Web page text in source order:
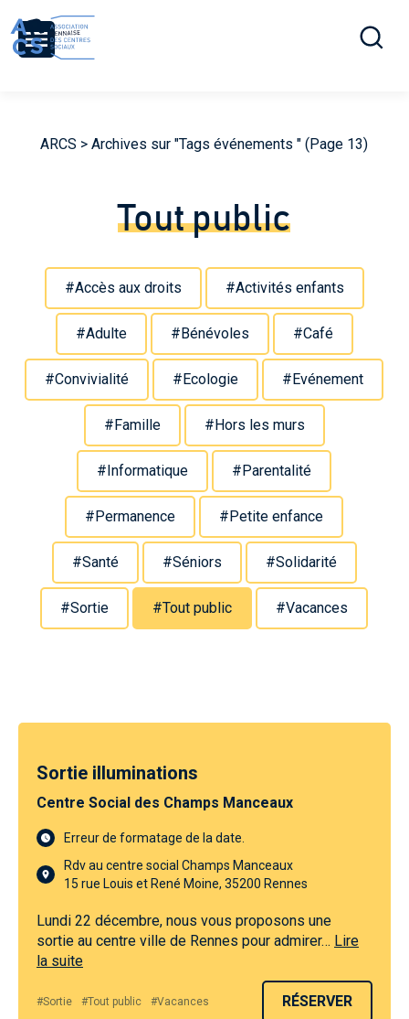
Menu
Ouvrir la
ARCS > Archives sur "Tags événements " (Page 13)
Tout public
#Accès aux droits #Activités enfants
#Adulte #Bénévoles #Café
#Convivialité #Ecologie #Evénement
#Famille #Hors les murs
#Informatique #Parentalité
#Permanence #Petite enfance
#Santé #Séniors #Solidarité
#Sortie #Tout public #Vacances
Sortie illuminations
Centre Social des Champs Manceaux
Erreur de formatage de la date.
Rdv au centre social Champs Manceaux
15 rue Louis et René Moine, 35200 Rennes
Lundi 22 décembre, nous vous proposons une
sortie au centre ville de Rennes pour admirer… Lire
la suite
#Sortie #Tout public #Vacances RÉSERVER